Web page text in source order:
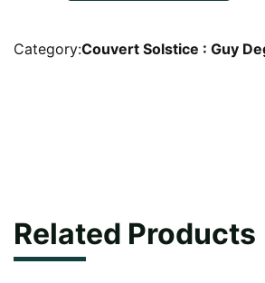
Solstice
Category:Couvert Solstice : Guy
Related Products